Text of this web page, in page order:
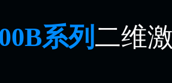
系列 二维